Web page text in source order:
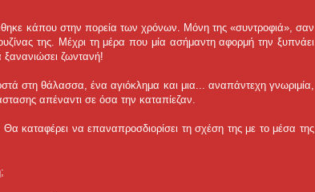
κάπου στην πορεία των χρόνων. Μόνη της «συντροφιά», σαν
της. Μέχρι τη μέρα που μία ασήμαντη αφορμή την ξυπνάει
ξανανιώσει ζωντανή!
στη θάλασσα, ένα αγιόκλημα και μια... αναπάντεχη γνωριμία,
απέναντι σε όσα την καταπίεζαν.
καταφέρει να επαναπροσδιορίσει τη σχέση της με το μέσα της